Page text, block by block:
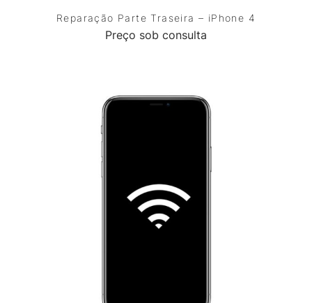
Reparação Parte Traseira – iPhone 4
Preço sob consulta